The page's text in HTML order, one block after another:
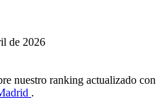
de 2026
nuestro ranking actualizado con
.